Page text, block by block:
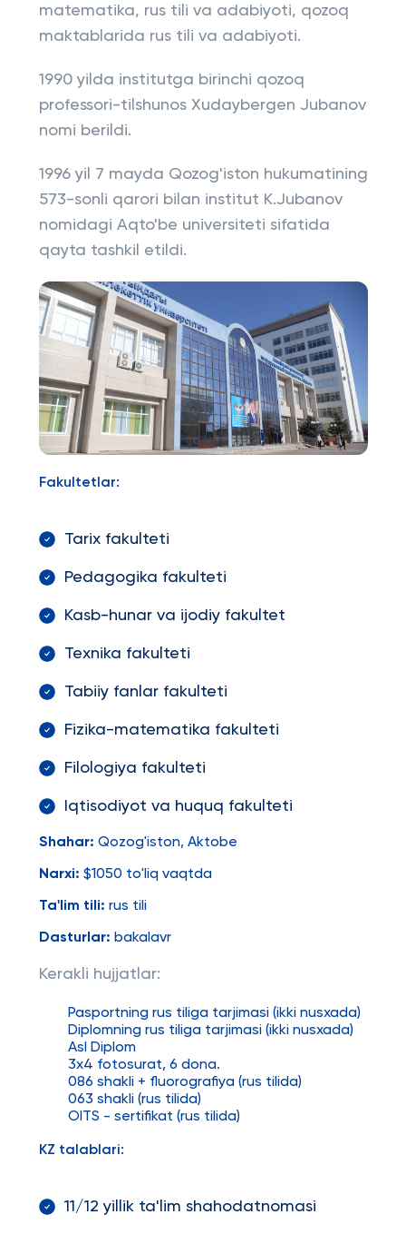
matematika, rus tili va adabiyoti, qozoq
maktablarida rus tili va adabiyoti.
1990 yilda institutga birinchi qozoq
professori-tilshunos Xudaybergen Jubanov
nomi berildi.
1996 yil 7 mayda Qozog'iston hukumatining
573-sonli qarori bilan institut K.Jubanov
nomidagi Aqto'be universiteti sifatida
qayta tashkil etildi.
Fakultetlar:
Tarix fakulteti
Pedagogika fakulteti
Kasb-hunar va ijodiy fakultet
Texnika fakulteti
Tabiiy fanlar fakulteti
Fizika-matematika fakulteti
Filologiya fakulteti
Iqtisodiyot va huquq fakulteti
Shahar: Qozog'iston, Aktobe
Narxi: $1050 to'liq vaqtda
Ta'lim tili: rus tili
Dasturlar: bakalavr
Kerakli hujjatlar:
Pasportning rus tiliga tarjimasi (ikki nusxada)
Diplomning rus tiliga tarjimasi (ikki nusxada)
Asl Diplom
3x4 fotosurat, 6 dona.
086 shakli + fluorografiya (rus tilida)
063 shakli (rus tilida)
OITS - sertifikat (rus tilida)
KZ talablari:
11/12 yillik ta'lim shahodatnomasi